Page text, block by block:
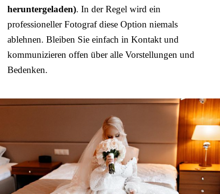
heruntergeladen). In der Regel wird ein
professioneller Fotograf diese Option niemals
ablehnen. Bleiben Sie einfach in Kontakt und
kommunizieren offen über alle Vorstellungen und
Bedenken.